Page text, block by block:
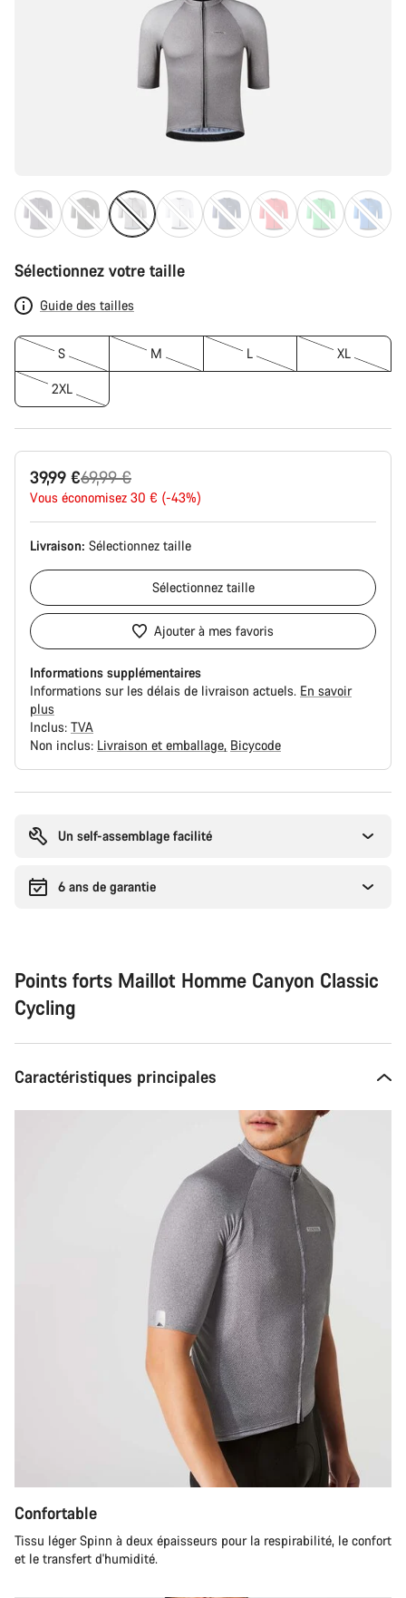
Sélectionnez votre taille
Guide des tailles
S M L XL
2XL
39,99 €
Prix
d’origine
69,99 €
Vous économisez 30 € (-43%)
Livraison: Sélectionnez taille
Sélectionnez taille
Ajouter à mes favoris
Informations supplémentaires
Informations sur les délais de livraison actuels. En savoir
plus
Inclus: TVA
Non inclus: Livraison et emballage Bicycode
Un self-assemblage facilité
6 ans de garantie
Points forts Maillot Homme Canyon Classic
Cycling
Caractéristiques principales
Confortable
Tissu léger Spinn à deux épaisseurs pour la respirabilité, le confort
et le transfert d'humidité.